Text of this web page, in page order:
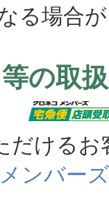
場合が
等の取
けるお
ンバーズ